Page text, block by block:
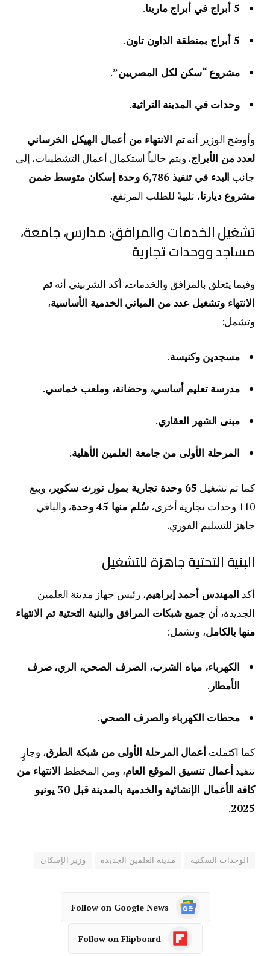
5 أبراج في أبراج مارينا .
5 أبراج بمنطقة الداون تاون .
مشروع “سكن لكل المصريين”.
وحدات في المدينة التراثية.
وأوضح الوزير أنهتم الانتهاء من أعمال الهيكل الخرساني
لعدد من الأبراج، ويتم حالياً استكمال أعمال التشطيبات، إلى
جانب
البدء في تنفيذ 6,786 وحدة إسكان متوسط ضمن
مشروع ديارنا، تلبيةً للطلب المرتفع.
تشغيل الخدمات والمرافق: مدارس، جامعة،
مساجد ووحدات تجارية
وفيما يتعلق بالمرافق والخدمات، أكد الشربيني أنه تم
الانتهاء وتشغيل عدد من المباني الخدمية الأساسية،
وتشمل:
مسجدين وكنيسة.
مدرسة تعليم أساسي، وحضانة، وملعب خماسي.
مبنى الشهر العقاري.
المرحلة الأولى من جامعة العلمين الأهلية.
كما تم تشغيل 65 وحدة تجارية بمول نورث سكوير
، وبيع
110 وحدات تجارية أخرى،
سُلم منها 45 وحدة
، والباقي
جاهز للتسليم الفوري.
البنية التحتية جاهزة للتشغيل
أكد المهندس أحمد إبراهيم، رئيس جهاز مدينة العلمين
الجديدة، أن جميع شبكات المرافق والبنية التحتية تم الانتهاء
منها بالكامل، وتشمل:
الكهرباء، مياه الشرب، الصرف الصحي، الري، صرف
الأمطار .
محطات الكهرباء والصرف الصحي.
كما اكتملتأعمال المرحلة الأولى من شبكة الطرق، وجارٍ
تنفيذأعمال تنسيق الموقع العام، ومن المخطط الانتهاء من
كافة الأعمال الإنشائية والخدمية بالمدينة قبل 30 يونيو
2025
.
الوحدات السكنية مدينة العلمين الجديدة وزير الإسكان
Follow on Google News
Follow on Flipboard